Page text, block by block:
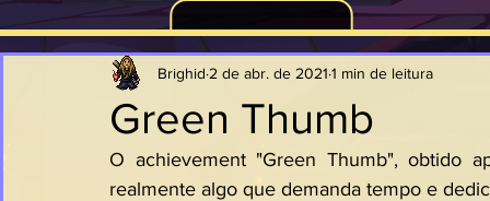
Green Thumb
Brighid 2 de abr. de 2021 1 min de leitura
O achievement "Green Thumb", obtido
realmente algo que demanda tempo e